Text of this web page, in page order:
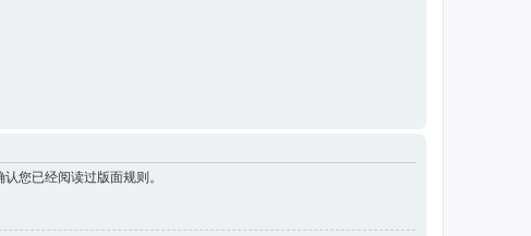
您已经阅读过版面规则。